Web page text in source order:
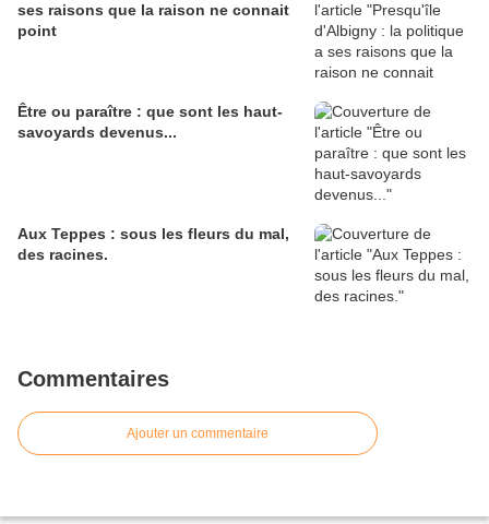
ses raisons que la raison ne connait
point
Être ou paraître : que sont les haut-
savoyards devenus...
Aux Teppes : sous les fleurs du mal,
des racines.
Commentaires
Ajouter un commentaire